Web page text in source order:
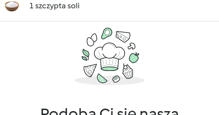
1 szczypta soli